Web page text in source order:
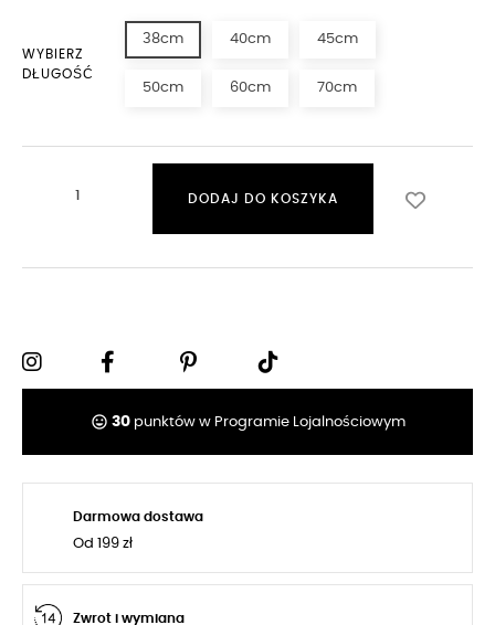
WYBIERZ
DŁUGOŚĆ
38cm 40cm 45cm
50cm 60cm 70cm
DODAJ DO KOSZYKA
tag_faces 30punktów w Programie Lojalnościowym
Darmowa dostawa
Od 199 zł
Zwrot i wymiana